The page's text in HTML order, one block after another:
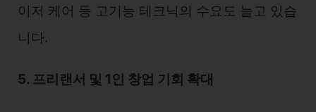
이저 케어 등 고기능 테크닉의 수요도 늘고 있습
니다.
5. 프리랜서 및 1인 창업 기회 확대